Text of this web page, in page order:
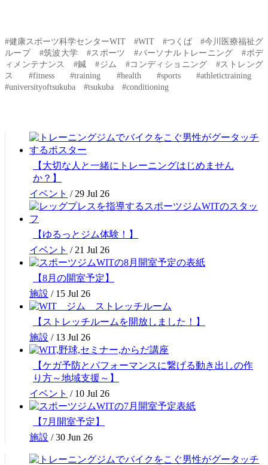
#健康スポーツ科学センターWIT　#WIT　#つくば　#今川医療福祉グ
ループ　#筑波大学　#スポーツ　#パーソナルトレーニング　#ボデ
ィメンテナンス　#鍼　#ジム　#コンディショニング　#ストレング
ス　#fitness　#training　#health　#sports　#athletictraining
#universityoftsukuba　#tsukuba　#conditioning
【大切な人と一緒にトレーニングはじめません
か？】
イベント / 29 Jul 26
【ゆるっとジム体験！】
イベント / 21 Jul 26
【8月の開室予定】
施設 / 15 Jul 26
【ストレッチルームを開放しました！】
施設 / 13 Jul 26
【ケガ予防とパフォーマンスに繋げる動き出しの作
り方～地域支援～】
イベント / 10 Jul 26
【7月開室予定】
施設 /30 Jun 26